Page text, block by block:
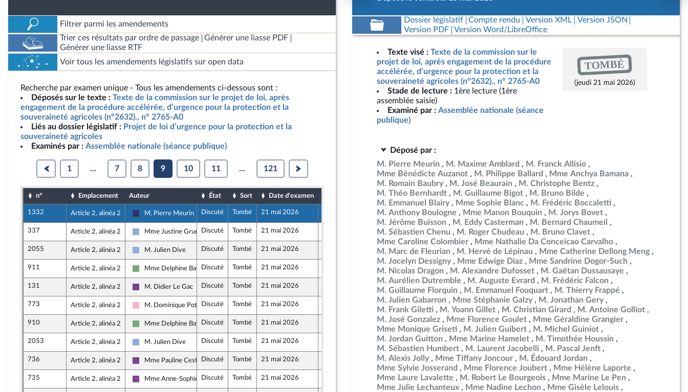
Filtrer parmi les amendements
Trier ces résultats par ordre de passage
Générer une liasse PDF
Générer une liasse RTF
Voir tous les amendements législatifs sur open data
Recherche par examen unique - Tous les amendements ci-dessous sont :
Déposés sur le texte : Texte de la commission sur le projet de loi, après
engagement de la procédure accélérée, d’urgence pour la protection et la
souveraineté agricoles (n°2632)., n° 2765-A0
Liés au dossier législatif : Projet de loi d’urgence pour la protection et la
souveraineté agricoles
Examinés par : Assemblée nationale (séance publique)
1 ... 7 8 9 10 11 ... 121
n° Emplacement Auteur État Sort Date d'examen
1332 Article 2, alinéa 2
Rassemblement National
M. Pierre Meurin Discuté Tombé 21 mai 2026
337 Article 2, alinéa 2
Droite Républicaine
Mme Justine Gruet Discuté Tombé 21 mai 2026
2055 Article 2, alinéa 2
Droite Républicaine
M. Julien Dive Discuté Tombé 21 mai 2026
911 Article 2, alinéa 2
Écologiste et Social
Mme Delphine BathoDiscuté Tombé 21 mai 2026
131 Article 2, alinéa 2
Ensemble pour la République
M. Didier Le Gac Discuté Tombé 21 mai 2026
773 Article 2, alinéa 2
Socialistes et apparentés
M. Dominique PotierDiscuté Tombé 21 mai 2026
910 Article 2, alinéa 2
Écologiste et Social
Mme Delphine BathoDiscuté Tombé 21 mai 2026
2053 Article 2, alinéa 2
Droite Républicaine
M. Julien Dive Discuté Tombé 21 mai 2026
736 Article 2, alinéa 2
Ensemble pour la République
Mme Pauline Cestrières
Discuté Tombé 21 mai 2026
735 Article 2, alinéa 2
Ensemble pour la République
Mme Anne-Sophie Ronceret
Discuté Tombé 21 mai 2026
Dossier législatif Compte rendu Version XML
Version JSON
Version PDF
Version Word/LibreOffice
Texte visé : Texte de la commission sur le
projet de loi, après engagement de la procédure
accélérée, d’urgence pour la protection et la
souveraineté agricoles (n°2632)., n° 2765-A0
Stade de lecture : 1ère lecture (1ère
assemblée saisie)
Examiné par : Assemblée nationale (séance
publique)
TOMBÉ
(jeudi 21 mai 2026)
Déposé par :
M. Pierre Meurin
M. Maxime Amblard
M. Franck Allisio
Mme Bénédicte Auzanot
M. Philippe Ballard
Mme Anchya Bamana
M. Romain Baubry
M. José Beaurain
M. Christophe Bentz
M. Théo Bernhardt
M. Guillaume Bigot
M. Bruno Bilde
M. Emmanuel Blairy
Mme Sophie Blanc
M. Frédéric Boccaletti
M. Anthony Boulogne
Mme Manon Bouquin
M. Jorys Bovet
M. Jérôme Buisson
M. Eddy Casterman
M. Bernard Chaumeil
M. Sébastien Chenu
M. Roger Chudeau
M. Bruno Clavet
Mme Caroline Colombier
Mme Nathalie Da Conceicao Carvalho
M. Marc de Fleurian
M. Hervé de Lépinau
Mme Catherine Dellong Meng
M. Jocelyn Dessigny
Mme Edwige Diaz
Mme Sandrine Dogor-Such
M. Nicolas Dragon
M. Alexandre Dufosset
M. Gaëtan Dussausaye
M. Aurélien Dutremble
M. Auguste Evrard
M. Frédéric Falcon
M. Guillaume Florquin
M. Emmanuel Fouquart
M. Thierry Frappé
M. Julien Gabarron
Mme Stéphanie Galzy
M. Jonathan Gery
M. Frank Giletti
M. Yoann Gillet M. Christian Girard
M. Antoine Golliot
M. José Gonzalez
Mme Florence Goulet
Mme Géraldine Grangier
Mme Monique Griseti
M. Julien Guibert
M. Michel Guiniot
M. Jordan Guitton
Mme Marine Hamelet
M. Timothée Houssin
M. Sébastien Humbert
M. Laurent Jacobelli
M. Pascal Jenft
M. Alexis Jolly
Mme Tiffany Joncour
M. Édouard Jordan
Mme Sylvie Josserand
Mme Florence Joubert
Mme Hélène Laporte
Mme Laure Lavalette
M. Robert Le Bourgeois
Mme Marine Le Pen
Mme Julie Lechanteux
Mme Nadine Lechon
Mme Gisèle Lelouis